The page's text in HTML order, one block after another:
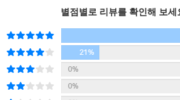
는 것에서 벗어나 우선은 무엇이, 어디에,
마음의 여유가 생겨서 매일매일 평온하게
란 ‘숨겨진 조력자’이자 ‘생활의 배경’이
는 저자가 직접 실천하고 컨설팅해 온
별점별로 리뷰를 확인해 보세
21%
0%
0%